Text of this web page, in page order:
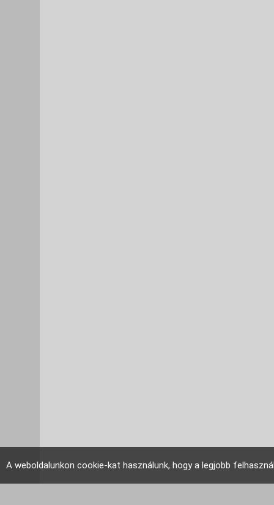
A weboldalunkon cookie-kat használunk, hogy a legjobb